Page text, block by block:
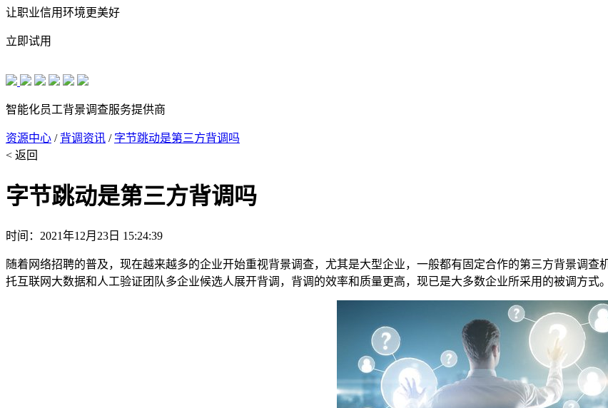
让职业信用环境更美好
立即试用
智能化员工背景调查服务提供商
资源中心 / 背调资讯 / 字节跳动是第三方背调吗
< 返回
字节跳动是第三方背调吗
时间：2021年12月23日 15:24:39
随着网络招聘的普及，现在越来越多的企业开始重视背景调查，尤其是大型企业，一般都有固定合作的第三方背景调
托互联网大数据和人工验证团队多企业候选人展开背调，背调的效率和质量更高，现已是大多数企业所采用的被调方式